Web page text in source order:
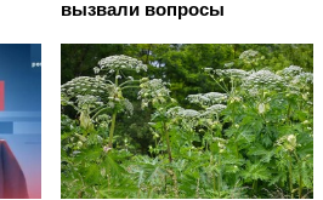
вызвали вопросы